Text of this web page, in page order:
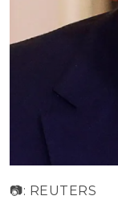
📷: REUTERS